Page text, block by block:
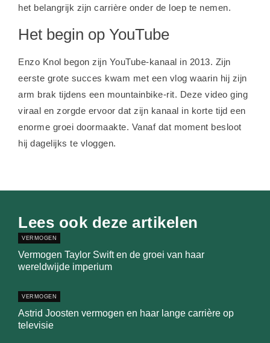
het belangrijk zijn carrière onder de loep te nemen.
Het begin op YouTube
Enzo Knol begon zijn YouTube-kanaal in 2013. Zijn
eerste grote succes kwam met een vlog waarin hij zijn
arm brak tijdens een mountainbike-rit. Deze video ging
viraal en zorgde ervoor dat zijn kanaal in korte tijd een
enorme groei doormaakte. Vanaf dat moment besloot
hij dagelijks te vloggen.
Lees ook deze artikelen
VERMOGEN
Vermogen Taylor Swift en de groei van haar
wereldwijde imperium
VERMOGEN
Astrid Joosten vermogen en haar lange carrière op
televisie